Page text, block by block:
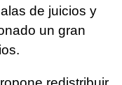
de juicios y
un gran